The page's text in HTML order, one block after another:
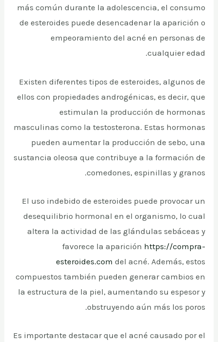
más común durante la adolescencia, el consumo
de esteroides puede desencadenar la aparición o
empeoramiento del acné en personas de
cualquier edad.
Existen diferentes tipos de esteroides, algunos de
ellos con propiedades androgénicas, es decir, que
estimulan la producción de hormonas
masculinas como la testosterona. Estas hormonas
pueden aumentar la producción de sebo, una
sustancia oleosa que contribuye a la formación de
comedones, espinillas y granos.
El uso indebido de esteroides puede provocar un
desequilibrio hormonal en el organismo, lo cual
altera la actividad de las glándulas sebáceas y
favorece la aparición https://compra-
esteroides.com del acné. Además, estos
compuestos también pueden generar cambios en
la estructura de la piel, aumentando su espesor y
obstruyendo aún más los poros.
Es importante destacar que el acné causado por el